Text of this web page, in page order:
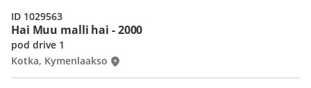
Hai Muu malli hai - 2000
pod drive 1
Kotka, Kymenlaakso
ID 1029563